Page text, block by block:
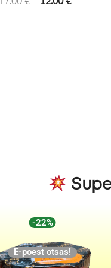
€ 12.00€
-22%
E-poest otsas!